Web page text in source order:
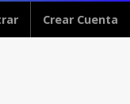
Crear Cuenta